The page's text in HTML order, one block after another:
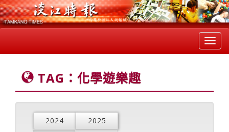
TAG：化學遊樂趣
2024
2025